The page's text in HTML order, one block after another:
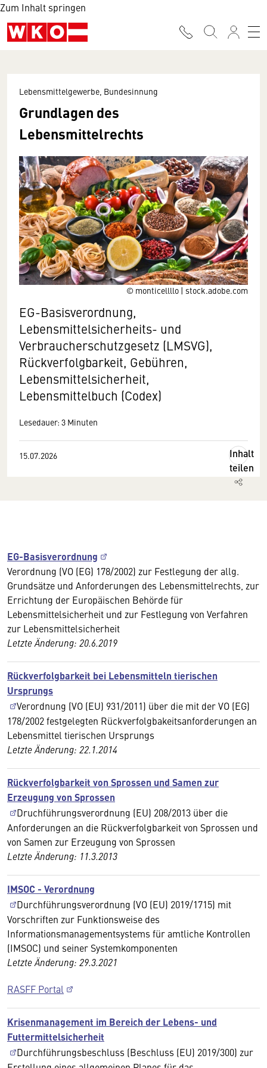
Zum Inhalt springen
© monticellllo | stock.adobe.com
Lebensmittelgewerbe, Bundesinnung
Grundlagen des
Lebensmittelrechts
EG-Basisverordnung,
Lebensmittelsicherheits- und
Verbraucherschutzgesetz (LMSVG),
Rückverfolgbarkeit, Gebühren,
Lebensmittelsicherheit,
Lebensmittelbuch (Codex)
Lesedauer: 3 Minuten
15.07.2026
Inhalt
teilen
EG-Basisverordnung
Verordnung (VO (EG) 178/2002) zur Festlegung der allg.
Grundsätze und Anforderungen des Lebensmittelrechts, zur
Errichtung der Europäischen Behörde für
Lebensmittelsicherheit und zur Festlegung von Verfahren
zur Lebensmittelsicherheit
Letzte Änderung: 20.6.2019
Rückverfolgbarkeit bei Lebensmitteln tierischen
Ursprungs
Verordnung (VO (EU) 931/2011) über die mit der VO (EG)
178/2002 festgelegten Rückverfolgbakeitsanforderungen an
Lebensmittel tierischen Ursprungs
Letzte Änderung: 22.1.2014
Rückverfolgbarkeit von Sprossen und Samen zur
Erzeugung von Sprossen
Druchführungsverordnung (EU) 208/2013 über die
Anforderungen an die Rückverfolgbarkeit von Sprossen und
von Samen zur Erzeugung von Sprossen
Letzte Änderung: 11.3.2013
IMSOC - Verordnung
Durchführungsverordnung (VO (EU) 2019/1715) mit
Vorschriften zur Funktionsweise des
Informationsmanagementsystems für amtliche Kontrollen
(IMSOC) und seiner Systemkomponenten
Letzte Änderung: 29.3.2021
RASFF Portal
Krisenmanagement im Bereich der Lebens- und
Futtermittelsicherheit
Durchführungsbeschluss (Beschluss (EU) 2019/300) zur